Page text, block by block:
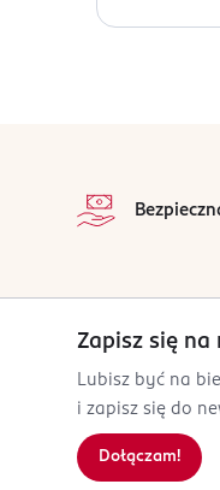
Otulający
Zapisz się na
Lubisz być na
i zapisz się do
Dołączam!